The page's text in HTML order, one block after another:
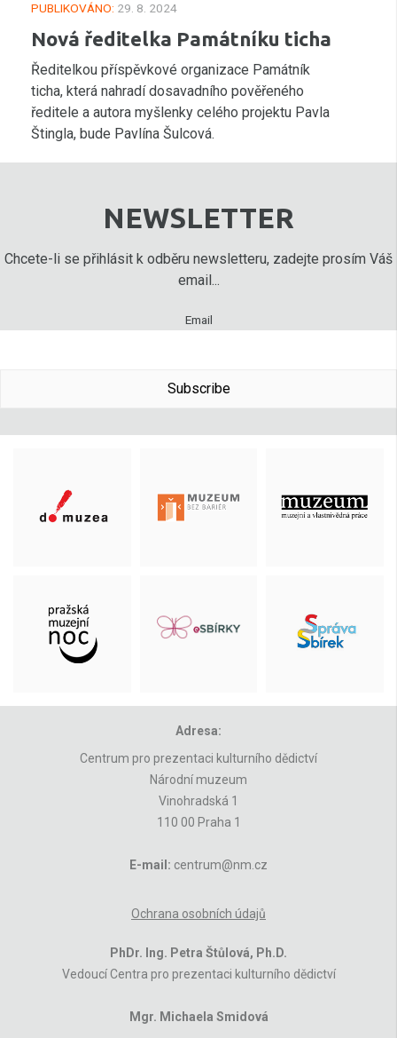
PUBLIKOVÁNO: 29. 8. 2024
Nová ředitelka Památníku ticha
Ředitelkou příspěvkové organizace Památník
ticha, která nahradí dosavadního pověřeného
ředitele a autora myšlenky celého projektu Pavla
Štingla, bude Pavlína Šulcová.
NEWSLETTER
Chcete-li se přihlásit k odběru newsletteru, zadejte prosím Váš
email...
Email
Subscribe
Adresa:
Centrum pro prezentaci kulturního dědictví
Národní muzeum
Vinohradská 1
110 00 Praha 1
E-mail: centrum@nm.cz
Ochrana osobních údajů
PhDr. Ing. Petra Štůlová, Ph.D.
Vedoucí Centra pro prezentaci kulturního dědictví
Mgr. Michaela Smidová